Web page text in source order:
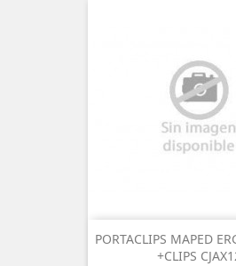
PORTACLIPS MAPED
+CLIPS